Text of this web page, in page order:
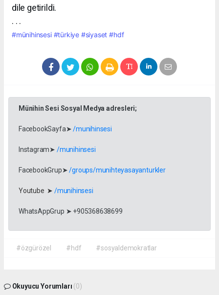
dile getirildi.
. . .
#münihinsesi #türkiye #siyaset #hdf
Münihin Sesi Sosyal Medya adresleri;
FacebookSayfa➤/munihinsesi
Instagram➤ /munihinsesi
FacebookGrup➤/groups/munihteyasayanturkler
Youtube ➤ /munihinsesi
WhatsAppGrup ➤ +905368638699
#özgürözel #hdf #sosyaldemokratlar
Okuyucu Yorumları (0)